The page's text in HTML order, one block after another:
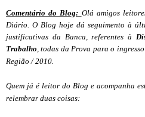
Comentário do Blog: Olá amigos
Diário. O Blog hoje dá seguimento à
justificativas da Banca, referentes à
Trabalho , todas da Prova para o
Região / 2010.
Quem já é leitor do Blog e acompanha
relembrar duas coisas: